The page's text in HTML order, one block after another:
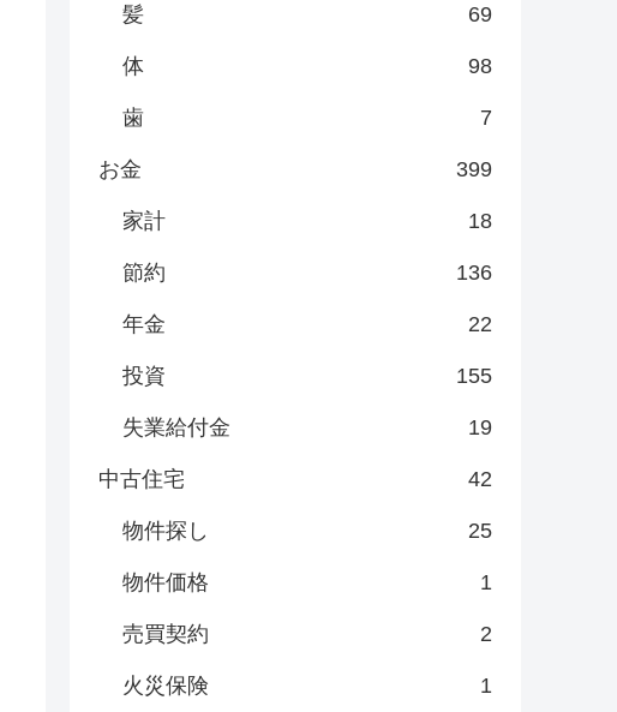
髪 69
体 98
歯 7
お金 399
家計 18
節約 136
年金 22
投資 155
失業給付金 19
中古住宅 42
物件探し 25
物件価格 1
売買契約 2
火災保険 1